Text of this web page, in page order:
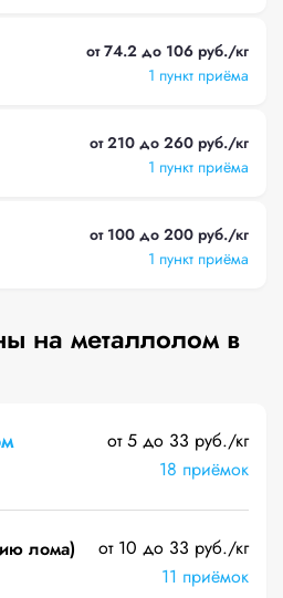
от 74.2 до 106 руб./кг
1 пункт приёма
от 210 до 260 руб./кг
1 пункт приёма
от 100 до 200 руб./кг
1 пункт приёма
на металлолом в
от 5 до 33 руб./кг
18 приёмок
лома)
от 10 до 33 руб./кг
11 приёмок